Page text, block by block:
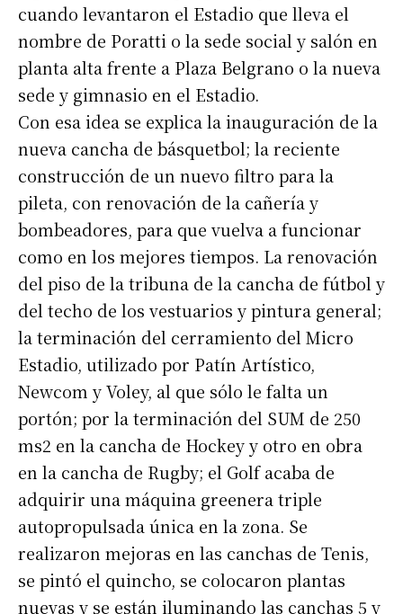
cuando levantaron el Estadio que lleva el
nombre de Poratti o la sede social y salón en
planta alta frente a Plaza Belgrano o la nueva
sede y gimnasio en el Estadio.
Con esa idea se explica la inauguración de la
nueva cancha de básquetbol; la reciente
construcción de un nuevo filtro para la
pileta, con renovación de la cañería y
bombeadores, para que vuelva a funcionar
como en los mejores tiempos. La renovación
del piso de la tribuna de la cancha de fútbol y
del techo de los vestuarios y pintura general;
la terminación del cerramiento del Micro
Estadio, utilizado por Patín Artístico,
Newcom y Voley, al que sólo le falta un
portón; por la terminación del SUM de 250
ms2 en la cancha de Hockey y otro en obra
en la cancha de Rugby; el Golf acaba de
adquirir una máquina greenera triple
autopropulsada única en la zona. Se
realizaron mejoras en las canchas de Tenis,
se pintó el quincho, se colocaron plantas
nuevas y se están iluminando las canchas 5 y